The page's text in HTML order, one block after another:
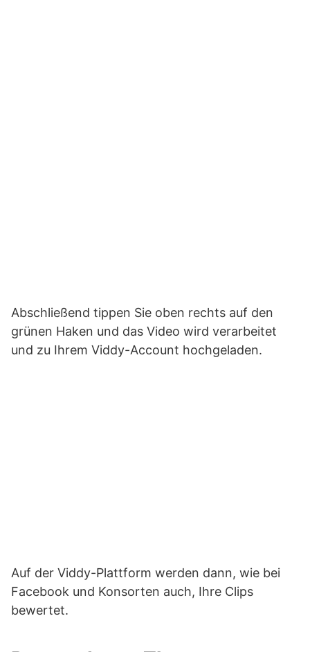
Abschließend tippen Sie oben rechts auf den
grünen Haken und das Video wird verarbeitet
und zu Ihrem Viddy-Account hochgeladen.
Auf der Viddy-Plattform werden dann, wie bei
Facebook und Konsorten auch, Ihre Clips
bewertet.